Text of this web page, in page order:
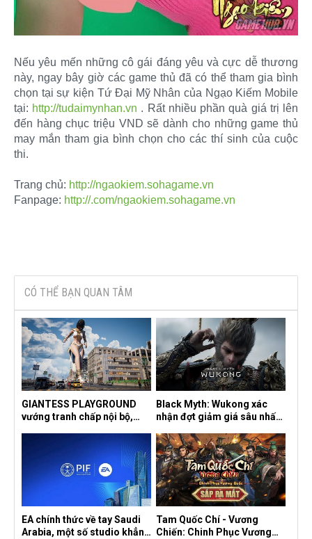
Nếu yêu mến những cô gái đáng yêu và cực dễ thương
này, ngay bây giờ các game thủ đã có thể tham gia bình
chọn tại sự kiện Tứ Đại Mỹ Nhân của Ngạo Kiếm Mobile
tại: http://tudaimynhan.vn . Rất nhiều phần quà giá trị lên
đến hàng chục triệu VND sẽ dành cho những game thủ
may mắn tham gia bình chọn cho các thí sinh của cuộc
thi.
Trang chủ: http://ngaokiem.sohagame.vn
Fanpage: http://.com/ngaokiem.sohagame.vn
CÓ THỂ BẠN QUAN TÂM
GIANTESS PLAYGROUND
vướng tranh chấp nội bộ,
ngầm chiếm đoạt doanh thu
Black Myth: Wukong xác
nhận đợt giảm giá sâu nhất
trên mọi nền tảng
EA chính thức về tay Saudi
Arabia, một số studio khẳng
Tam Quốc Chí - Vương
Chiến: Chinh Phục Vương